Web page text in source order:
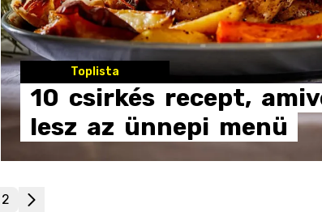
Toplista
10 csirkés recept,
lesz az ünnepi menü
2